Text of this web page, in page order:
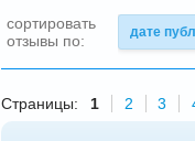
сортировать
отзывы по:
дате
Страницы: 1 2 3